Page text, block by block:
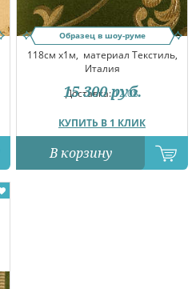
Образец в шоу-руме
118см x1м, материал Текстиль,
Италия
Доставка:12.08
КУПИТЬ В 1 КЛИК
15 300 руб.
В корзину